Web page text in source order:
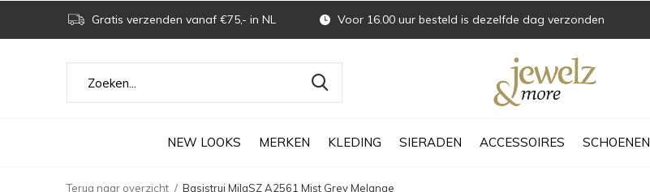
NEW LOOKS MERKEN KLEDING SIERADEN ACCESSOIRES SCHOENEN
Gratis verzenden vanaf €75,- in NL Voor 16.00 uur besteld is dezelfde dag verzonden
Terug naar overzicht Basistrui MilaSZ A2561 Mist Grey Melange